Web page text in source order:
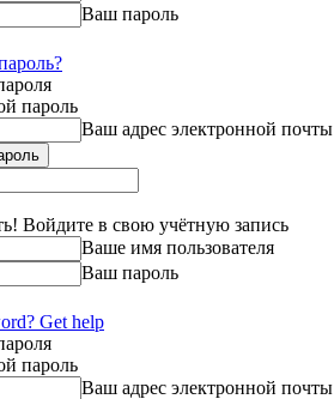
Ваш пароль
пароль
Ваш адрес электронной почты
Войдите в свою учётную запись
Ваше имя пользователя
Ваш пароль
Get help
пароль
Ваш адрес электронной почты